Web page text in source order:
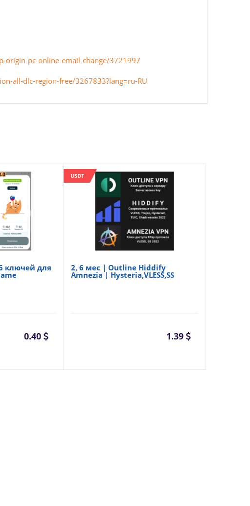
pc-online-email-change/3721997
all-dlc-region-free/3267833?lang=ru-RU
ключей для
0.40
USDT
2, 6 мес | Outline Hiddify
Amnezia | Hysteria,VLESS,SS
1.39